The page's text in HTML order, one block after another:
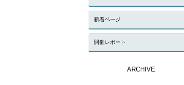
新着ページ
開催レポート
ARCHIVE